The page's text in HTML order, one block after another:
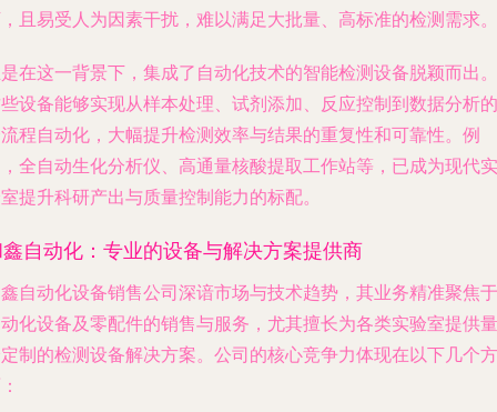
且易受人为因素干扰，难以满足大批量、高标准的检测需求。
在这一背景下，集成了自动化技术的智能检测设备脱颖而出。
设备能够实现从样本处理、试剂添加、反应控制到数据分析的
程自动化，大幅提升检测效率与结果的重复性和可靠性。例
全自动生化分析仪、高通量核酸提取工作站等，已成为现代实
提升科研产出与质量控制能力的标配。
自动化：专业的设备与解决方案提供商
自动化设备销售公司深谙市场与技术趋势，其业务精准聚焦于
化设备及零配件的销售与服务，尤其擅长为各类实验室提供量
制的检测设备解决方案。公司的核心竞争力体现在以下几个方